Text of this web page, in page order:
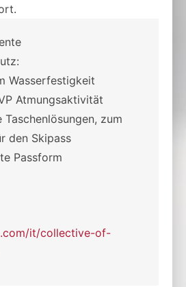
Wasserfestigkeit
Atmungsaktivität
Taschenlösungen, zum
den Skipass
Passform
it/collective-of-